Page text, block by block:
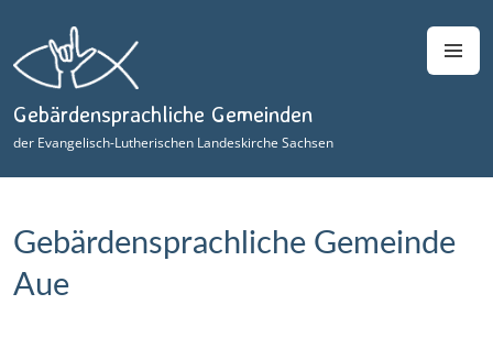
springen
Gebärdensprachliche Gemeinden
der Evangelisch-Lutherischen Landeskirche Sachsen
Gebärdensprachliche Gemeinde
Aue